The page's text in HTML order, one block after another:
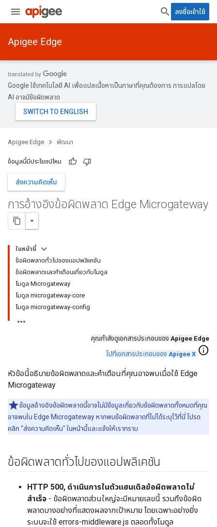
ลงชื่อเข้าใช้
Apigee Edge
Google ใช้เทคโนโลยี AI เพื่อแปลเนื้อหาเป็นภาษาที่คุณต้องการ การแปลโดย
AI อาจมีข้อผิดพลาด
Apigee Edge พัฒนา
ข้อมูลนี้มีประโยชน์ไหม
ส่งความคิดเห็น
การอ้างอิงข้อผิดพลาด Edge Microgateway
ในหน้านี้
ข้อผิดพลาดทั่วไปของแอปพลิเคชัน
ข้อผิดพลาดและคำเตือนเกี่ยวกับโมดูล
โมดูล Microgateway
โมดูล microgateway-core
โมดูล microgateway-config
คุณกําลังดูเอกสารประกอบของ Apigee Edge
ไปที่เอกสารประกอบของ Apigee X info
หัวข้อนี้อธิบายข้อผิดพลาดและคำเตือนที่คุณอาจพบเมื่อใช้ Edge
Microgateway
ข้อมูลอ้างอิงข้อผิดพลาดนี้อาจไม่มีข้อมูลเกี่ยวกับข้อผิดพลาดทั้งหมดที่คุณ
อาจพบใน Edge Microgateway หากพบข้อผิดพลาดที่ไม่ได้ระบุไว้ที่นี่ โปรด
คลิก "ส่งความคิดเห็น" ในหน้านี้และแจ้งให้เราทราบ
ข้อผิดพลาดทั่วไปของแอปพลิเคชัน
HTTP 500, ดำเนินการในตัวแฮนเดิลข้อผิดพลาดไม่
สำเร็จ - ข้อผิดพลาดส่วนใหญ่จะมีหมายเลขนี้ รวมถึงข้อผิด
พลาดบางอย่างที่แสดงผลจากเป้าหมาย โดยเฉพาะอย่างยิ่ง
ระบบจะใช้ errors-middleware.js ตลอดทั้งโมดูล